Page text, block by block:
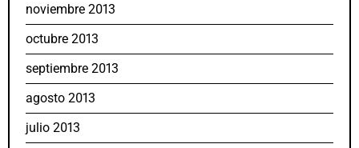
noviembre 2013
octubre 2013
septiembre 2013
agosto 2013
julio 2013